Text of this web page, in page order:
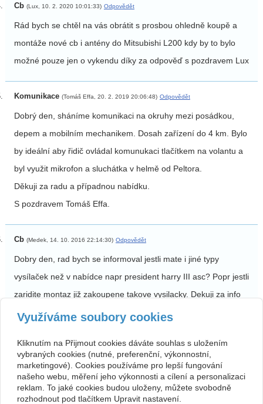
Cb (Lux, 10. 2. 2020 10:01:33) Odpovědět
Rád bych se chtěl na vás obrátit s prosbou ohledně koupě a
montáže nové cb i antény do Mitsubishi L200 kdy by to bylo
možné pouze jen o vykendu díky za odpověď s pozdravem Lux
Komunikace (Tomáš Effa, 20. 2. 2019 20:06:48) Odpovědět
Dobrý den, sháníme komunikaci na okruhy mezi posádkou,
depem a mobilním mechanikem. Dosah zařízení do 4 km. Bylo
by ideální aby řidič ovládal komunukaci tlačítkem na volantu a
byl využit mikrofon a sluchátka v helmě od Peltora.
Děkuji za radu a případnou nabídku.
S pozdravem Tomáš Effa.
Cb (Medek, 14. 10. 2016 22:14:30) Odpovědět
Dobry den, rad bych se informoval jestli mate i jiné typy
vysílaček než v nabídce napr president harry III asc? Popr jestli
zaridite montaz již zakoupene takove vysilacky. Dekuji za info
Kontakt
Roman Pokorný
Plk.Vrány 133
509 01 Nová Paka-Štikov
PROVOZOVNA
FOTO-VYSÍLAČKY
Komenského 309
603 824 360
info@fvp.cz
www.vysilackydoaut.cz
Využíváme soubory cookies
Kliknutím na Přijmout cookies dáváte souhlas s uložením
vybraných cookies (nutné, preferenční, výkonnostní,
marketingové). Cookies používáme pro lepší fungování
našeho webu, měření jeho výkonnosti a cílení a personalizaci
reklam. To jaké cookies budou uloženy, můžete svobodně
rozhodnout pod tlačítkem Upravit nastavení.